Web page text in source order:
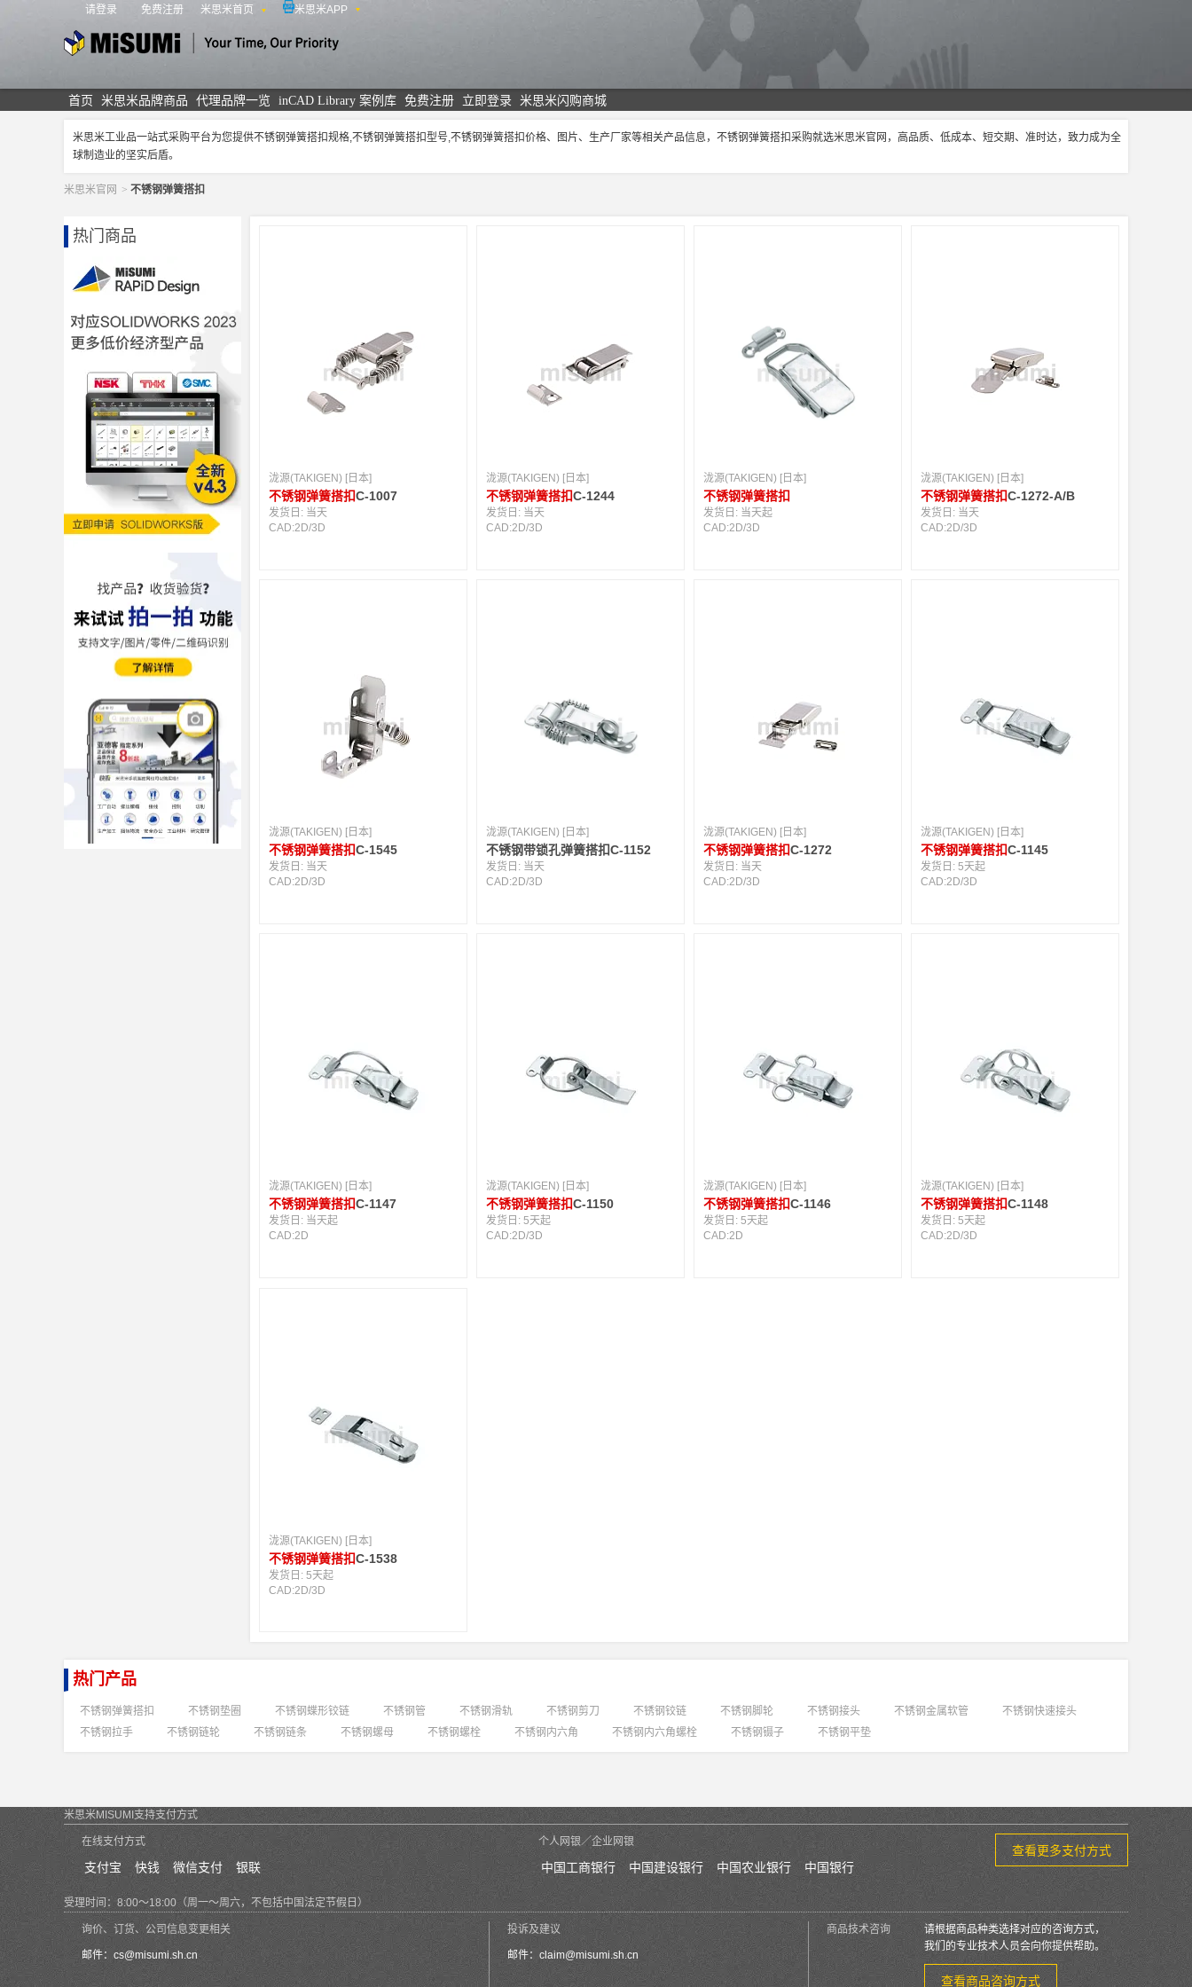
请登录 免费注册 米思米首页 米思米APP
首页 米思米品牌商品 代理品牌一览 inCAD Library 案例库 免费注册 立即登录 米思米闪购商城
米思米工业品一站式采购平台为您提供不锈钢弹簧搭扣规格,不锈钢弹簧搭扣型号,不锈钢弹簧搭扣价格、图片、生产厂家等相关产品信息，不锈钢弹簧搭扣采购就选米思米官网，高品质、低成本、短交期、准时达，致力成为全
球制造业的坚实后盾。
米思米官网 > 不锈钢弹簧搭扣
热门商品
泷源(TAKIGEN) [日本]
不锈钢弹簧搭扣C-1007
发货日: 当天
CAD:2D/3D
泷源(TAKIGEN) [日本]
不锈钢弹簧搭扣C-1244
发货日: 当天
CAD:2D/3D
泷源(TAKIGEN) [日本]
不锈钢弹簧搭扣
发货日: 当天起
CAD:2D/3D
泷源(TAKIGEN) [日本]
不锈钢弹簧搭扣C-1272-A/B
发货日: 当天
CAD:2D/3D
泷源(TAKIGEN) [日本]
不锈钢弹簧搭扣C-1545
发货日: 当天
CAD:2D/3D
泷源(TAKIGEN) [日本]
不锈钢带锁孔弹簧搭扣C-1152
发货日: 当天
CAD:2D/3D
泷源(TAKIGEN) [日本]
不锈钢弹簧搭扣C-1272
发货日: 当天
CAD:2D/3D
泷源(TAKIGEN) [日本]
不锈钢弹簧搭扣C-1145
发货日:5天起
CAD:2D/3D
泷源(TAKIGEN) [日本]
不锈钢弹簧搭扣C-1147
发货日: 当天起
CAD:2D
泷源(TAKIGEN) [日本]
不锈钢弹簧搭扣C-1150
发货日:5天起
CAD:2D/3D
泷源(TAKIGEN) [日本]
不锈钢弹簧搭扣C-1146
发货日:5天起
CAD:2D
泷源(TAKIGEN) [日本]
不锈钢弹簧搭扣C-1148
发货日:5天起
CAD:2D/3D
泷源(TAKIGEN) [日本]
不锈钢弹簧搭扣C-1538
发货日:5天起
CAD:2D/3D
热门产品
不锈钢弹簧搭扣 不锈钢垫圈 不锈钢蝶形铰链 不锈钢管 不锈钢滑轨 不锈钢剪刀 不锈钢铰链 不锈钢脚轮 不锈钢接头 不锈钢金属软管
不锈钢快速接头
不锈钢拉手
不锈钢链轮 不锈钢链条 不锈钢螺母 不锈钢螺栓 不锈钢内六角 不锈钢内六角螺栓 不锈钢镊子 不锈钢平垫
米思米MISUMI支持支付方式
在线支付方式
支付宝 快钱 微信支付 银联
个人网银／企业网银
中国工商银行 中国建设银行 中国农业银行 中国银行
查看更多支付方式
受理时间：8:00～18:00（周一～周六，不包括中国法定节假日）
询价、订货、公司信息变更相关
邮件： cs@misumi.sh.cn
投诉及建议
邮件： claim@misumi.sh.cn
商品技术咨询
请根据商品种类选择对应的咨询方式，
我们的专业技术人员会向你提供帮助。
查看商品咨询方式